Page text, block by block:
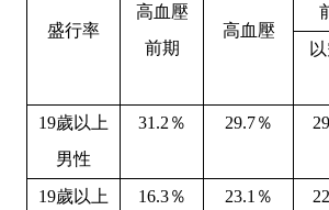
盛行率
高血壓
前期
高血壓
19歲以上
男性
31.2 ％ 29.7％
19歲以上
16.3％ 23.1 ％